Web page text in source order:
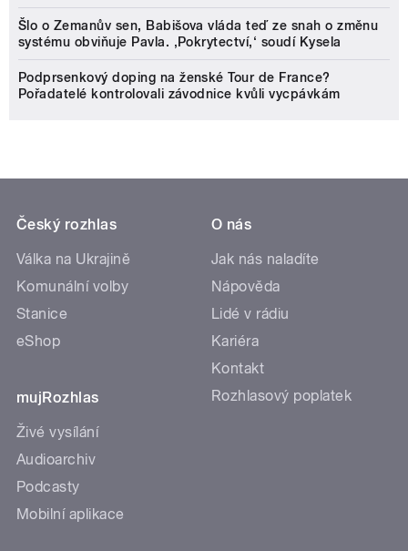
Šlo o Zemanův sen, Babišova vláda teď ze snah o změnu
systému obviňuje Pavla. ‚Pokrytectví,‘ soudí Kysela
Podprsenkový doping na ženské Tour de France?
Pořadatelé kontrolovali závodnice kvůli vycpávkám
Český rozhlas
Válka na Ukrajině
Komunální volby
Stanice
eShop
mujRozhlas
Živé vysílání
Audioarchiv
Podcasty
Mobilní aplikace
O nás
Jak nás naladíte
Nápověda
Lidé v rádiu
Kariéra
Kontakt
Rozhlasový poplatek